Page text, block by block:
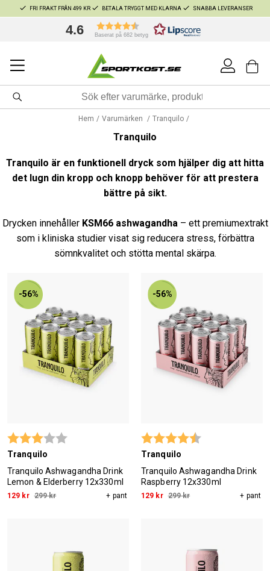
FRI FRAKT FRÅN 499 KR BETALA TRYGGT MED KLARNA SNABBA LEVERANSER
4.6 Baserat på 682 betyg
Hem Varumärken Tranquilo
Tranquilo
Tranquilo är en funktionell dryck som hjälper dig att hitta
det lugn din kropp och knopp behöver för att prestera
bättre på sikt.
Drycken innehåller KSM66 ashwagandha– ett premiumextrakt
som i kliniska studier visat sig reducera stress, förbättra
sömnkvalitet och stötta mental skärpa.
-56%
Betyg: 3.0 utav 5 stjärnor
Tranquilo
Tranquilo Ashwagandha Drink
Lemon & Elderberry 12x330ml
129 kr 299 kr + pant
-56%
Betyg:
Tranquilo
Tranquilo Ashwagandha Drink
Raspberry 12x330ml
129 kr 299 kr + pant